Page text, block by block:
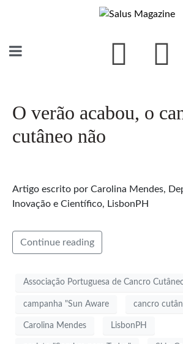
O verão acabou, o
cutâneo não
Artigo escrito por Carolina Mendes,
Inovação e Científico, LisbonPH
Continue reading
Associação Portuguesa de Cancro
campanha "Sun Aware cancro
Carolina Mendes LisbonPH